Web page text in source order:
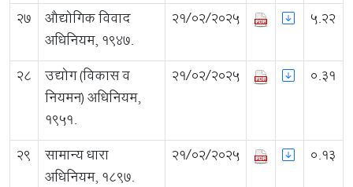
27 औद्योगिक विवाद
अधिनियम, १९४७.
21/02/2025 5.22
28 उद्योग (विकास व
नियमन) अधिनियम,
१९५१.
21/02/2025 0.31
29 सामान्य धारा
अधिनियम, १८९७.
21/02/2025 0.13